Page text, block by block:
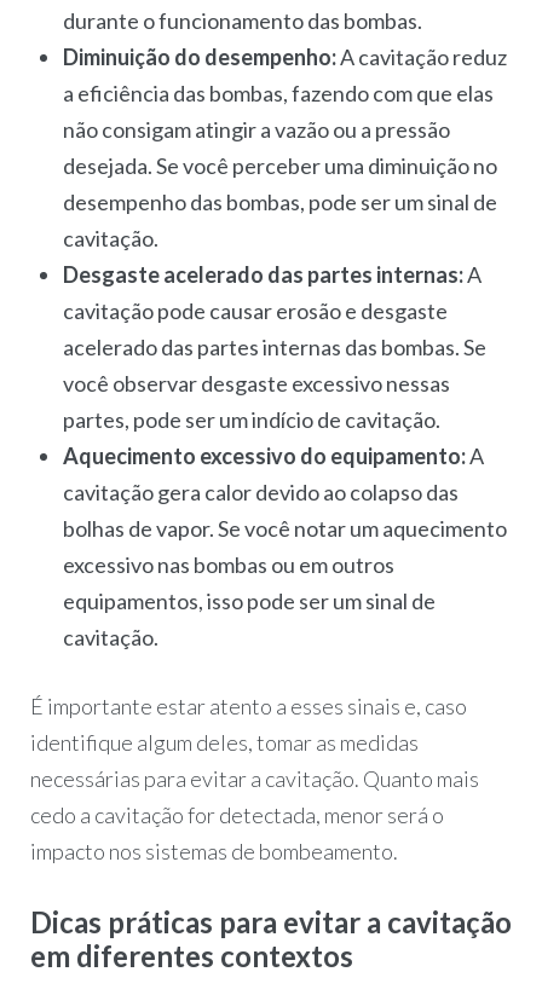
durante o funcionamento das bombas.
Diminuição do desempenho:A cavitação reduz
a eficiência das bombas, fazendo com que elas
não consigam atingir a vazão ou a pressão
desejada. Se você perceber uma diminuição no
desempenho das bombas, pode ser um sinal de
cavitação.
Desgaste acelerado das partes internas:A
cavitação pode causar erosão e desgaste
acelerado das partes internas das bombas. Se
você observar desgaste excessivo nessas
partes, pode ser um indício de cavitação.
Aquecimento excessivo do equipamento:A
cavitação gera calor devido ao colapso das
bolhas de vapor. Se você notar um aquecimento
excessivo nas bombas ou em outros
equipamentos, isso pode ser um sinal de
cavitação.
É importante estar atento a esses sinais e, caso
identifique algum deles, tomar as medidas
necessárias para evitar a cavitação. Quanto mais
cedo a cavitação for detectada, menor será o
impacto nos sistemas de bombeamento.
Dicas práticas para evitar a cavitação
em diferentes contextos